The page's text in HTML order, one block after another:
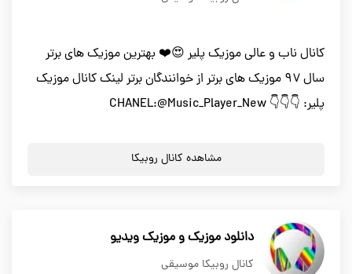
کانال ناب و عالی موزیک پلیر 😍❤️ بهترین موزیک های برتر
سال ۹۷ موزیک های برتر از خوانندگان برتر لینک کانال موزیک
پلیر: 👇👇👇 CHANEL:@Music_Player_New
مشاهده کانال روبیکا
دانلود موزیک و موزیک ویدیو
کانال روبیکا موسیقی